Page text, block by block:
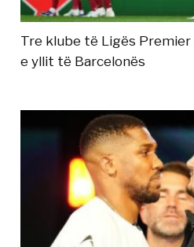
Tre klube të Ligës
e yllit të Barcelonës